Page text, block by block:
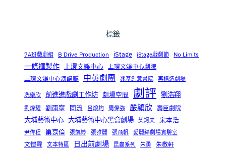
標籤
7A班戲劇組 B Drive Production iStage iStage戲劇節 No Limits
一條褲製作 上環文娛中心
上環文娛中心劇院
上環文娛中心演講廳
中英劇團 兆基創意書院 再構造劇場
冼樂欣 前進進戲劇工作坊 劇場空間 劇評 劉浩翔
劉煒耀 劉雨寧 同流 呂烺均 周偉強 嚴頴欣 壽臣劇院
大埔藝術中心 大埔藝術中心黑盒劇場 契訶夫 宋本浩
尹偉程 巢嘉倫 張凱婷 張雅麗 張飛帆 愛麗絲劇場實驗室
文愷霖 文本特區 日出前劇場 昆蟲系列 朱勇 朱啟軒